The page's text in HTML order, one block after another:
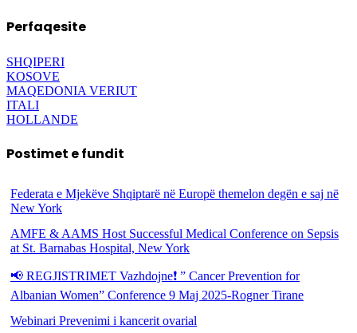
Perfaqesite
SHQIPERI
KOSOVE
MAQEDONIA VERIUT
ITALI
HOLLANDE
Postimet e fundit
Federata e Mjekëve Shqiptarë në Europë themelon degën e saj në
New York
AMFE & AAMS Host Successful Medical Conference on Sepsis
at St. Barnabas Hospital, New York
📢 REGJISTRIMET Vazhdojne❗️ ” Cancer Prevention for
Albanian Women” Conference 9 Maj 2025-Rogner Tirane
Webinari Prevenimi i kancerit ovarial